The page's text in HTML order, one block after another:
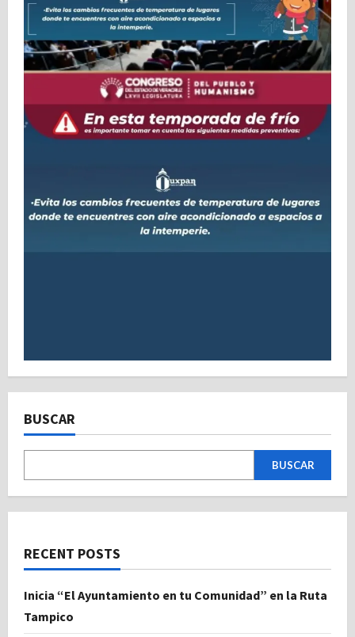
BUSCAR
BUSCAR
RECENT POSTS
Inicia “El Ayuntamiento en tu Comunidad” en la Ruta
Tampico